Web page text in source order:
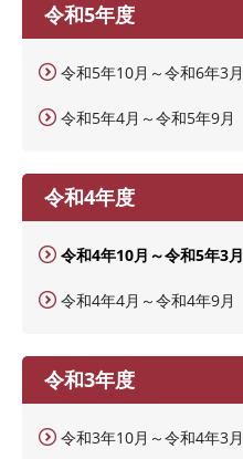
令和5年度
令和5年10月～令和6年3月
令和5年4月～令和5年9月
令和4年度
令和4年10月～令和5年3月
令和4年4月～令和4年9月
令和3年度
令和3年10月～令和4年3月